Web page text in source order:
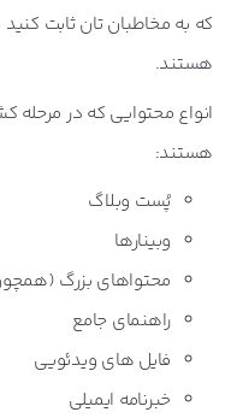
که به مخاطبان تان ثابت
هستند.
انواع محتوایی که در مرحله
هستند:
پُست وبلاگ
وبینارها
محتواهای بزرگ (همچون
راهنمای جامع
فایل های ویدئویی
خبرنامه ایمیلی